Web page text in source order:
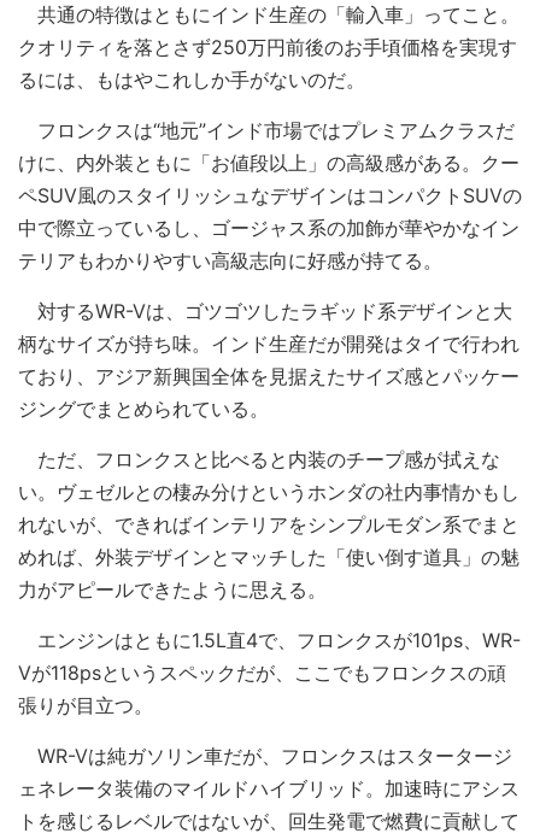
共通の特徴はともにインド生産の「輸入車」ってこと。
クオリティを落とさず250万円前後のお手頃価格を実現す
るには、もはやこれしか手がないのだ。
フロンクスは“地元”インド市場ではプレミアムクラスだ
けに、内外装ともに「お値段以上」の高級感がある。クー
ペSUV風のスタイリッシュなデザインはコンパクトSUVの
中で際立っているし、ゴージャス系の加飾が華やかなイン
テリアもわかりやすい高級志向に好感が持てる。
対するWR-Vは、ゴツゴツしたラギッド系デザインと大
柄なサイズが持ち味。インド生産だが開発はタイで行われ
ており、アジア新興国全体を見据えたサイズ感とパッケー
ジングでまとめられている。
ただ、フロンクスと比べると内装のチープ感が拭えな
い。ヴェゼルとの棲み分けというホンダの社内事情かもし
れないが、できればインテリアをシンプルモダン系でまと
めれば、外装デザインとマッチした「使い倒す道具」の魅
力がアピールできたように思える。
エンジンはともに1.5L直4で、フロンクスが101ps、WR-
Vが118psというスペックだが、ここでもフロンクスの頑
張りが目立つ。
WR-Vは純ガソリン車だが、フロンクスはスタータージ
ェネレータ装備のマイルドハイブリッド。加速時にアシス
トを感じるレベルではないが、回生発電で燃費に貢献して